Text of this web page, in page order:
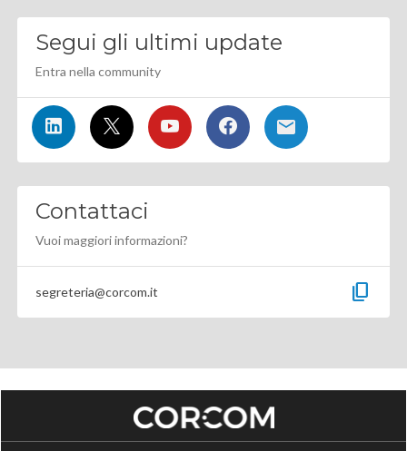
Segui gli ultimi update
Entra nella community
Contattaci
Vuoi maggiori informazioni?
segreteria@corcom.it content_copy